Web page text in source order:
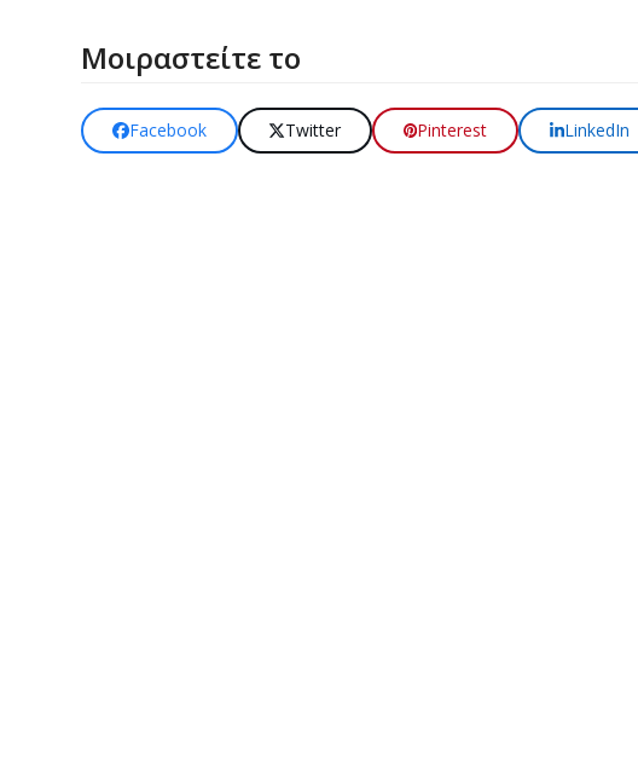
Μοιραστείτε το
Facebook Twitter Pinterest LinkedIn